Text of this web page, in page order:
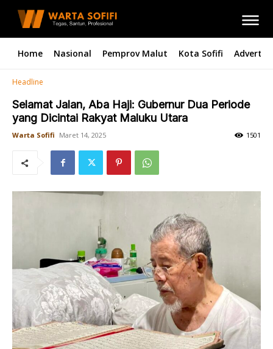
Home Nasional Pemprov Malut Kota Sofifi
Headline
Selamat Jalan, Aba Haji: Gubernur Dua Periode
yang Dicintai Rakyat Maluku Utara
Warta Sofifi Maret 14, 2025 1501